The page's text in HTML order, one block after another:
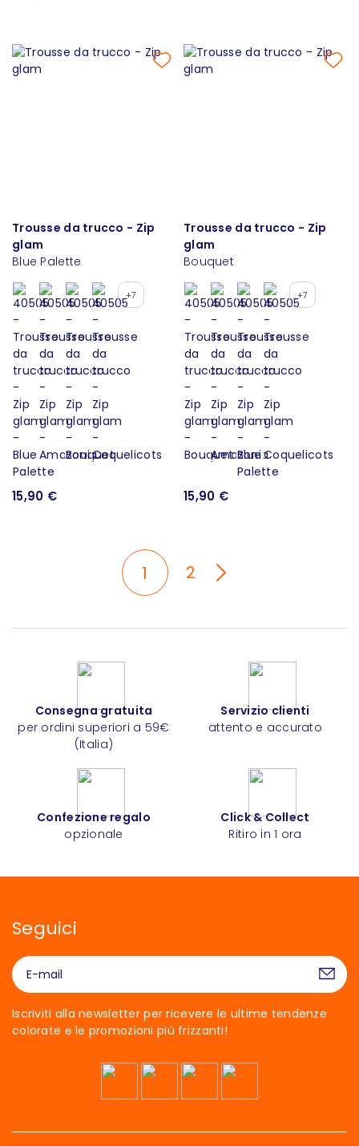
Trousse da trucco - Zip
glam
Blue Palette
+7
15,90 €
Trousse da trucco - Zip
glam
Bouquet
+7
15,90 €
1 2
Consegna gratuita
per ordini superiori a 59€
(Italia)
Servizio clienti
attento e accurato
Confezione regalo
opzionale
Click & Collect
Ritiro in 1 ora
Seguici
Iscriviti alla newsletter per ricevere le ultime tendenze
colorate e le promozioni più frizzanti!